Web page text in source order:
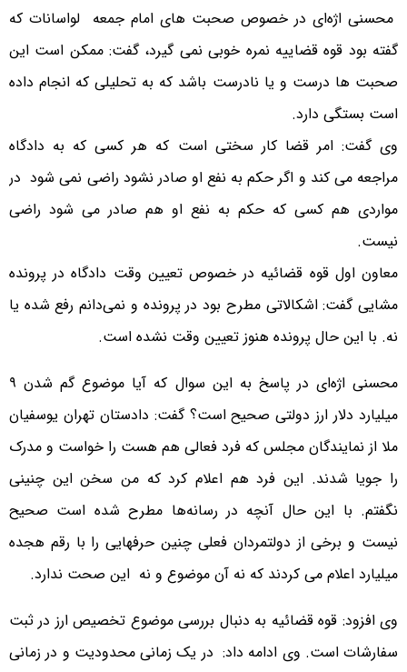
محسنی اژه‌ای در خصوص صحبت های امام جمعه لواسانات که
گفته بود قوه قضاییه نمره خوبی نمی گیرد، گفت: ممکن است این
صحبت ها درست و یا نادرست باشد که به تحلیلی که انجام داده
است بستگی دارد.
وی گفت: امر قضا کار سختی است که هر کسی که به دادگاه
مراجعه می کند و اگر حکم به نفع او صادر نشود راضی نمی شود در
مواردی هم کسی که حکم به نفع او هم صادر می شود راضی
نیست.
معاون اول قوه قضائیه در خصوص تعیین وقت دادگاه در پرونده
مشایی گفت: اشکالاتی مطرح بود در پرونده و نمی‌دانم رفع شده یا
نه. با این حال پرونده هنوز تعیین وقت نشده است.
محسنی اژه‌ای در پاسخ به این سوال که آیا موضوع گم شدن ۹
میلیارد دلار ارز دولتی صحیح است؟ گفت: دادستان تهران یوسفیان
ملا از نمایندگان مجلس که فرد فعالی هم هست را خواست و مدرک
را جویا شدند. این فرد هم اعلام کرد که من سخن این چنینی
نگفتم. با این حال آنچه در رسانه‌ها مطرح شده است صحیح
نیست و برخی از دولتمردان فعلی چنین حرفهایی را با رقم هجده
میلیارد اعلام می کردند که نه آن موضوع و نه این صحت ندارد.
وی افزود: قوه قضائیه به دنبال بررسی موضوع تخصیص ارز در ثبت
سفارشات است. وی ادامه داد: در یک زمانی محدودیت و در زمانی